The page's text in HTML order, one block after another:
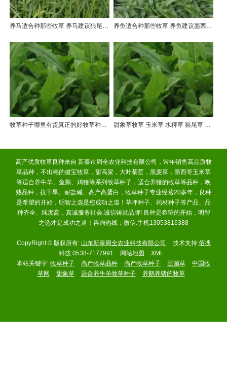
养马适合种那些牧草 养马建议狼尾草 黑麦草 苦荬菜等 养鱼适合种那些牧草 养鱼建议墨西哥玉米草 苦荬菜 狼尾草等
牧草种子哪里有货真正的好牧草种子来自山东新泰周全农业 甜象草牧草 玉米草 水稗草 狼尾草 健宝
高产优质牧草良种来自 新泰市周全农业科技有限公司，常年销售高品质牧
草品种，不出穗的健宝牧草，甜高粱，大叶菊苣，黑麦草，墨西哥玉米草
等适合养牛羊、鱼鹅、鸡猪等系列牧草种子，适合养猪的牧草等品种，晚
熟品种，抗干旱、耐盐碱、高产高蛋白，牧草种子专业经营20多年，良种
是希望的开始，明智之选是您成功之道！草坪种子、药材种子等产品、品
种齐全、纯度高，真诚服务社会.诚信铸就品牌! 良种是希望的开始，明智
之选才是成功之道！咨询热线：微信.手机13053816388
CopyRight © 版权所有: 山东新泰周全农业科技有限公司 技术支持:佰搜
科技 0538-7177991
网站地图
XML
本站关键字: 牧草种子 高产牧草品种 高产牧草种子 巨菌草
中国牧
草网
甜象草 适合养牛羊牧草种子 养鹅养猪的牧草